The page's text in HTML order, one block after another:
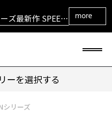
発売！
ズ最新作 SPEED
売！
！ SIGMA TOUR
［THE OPEN] ト
！
ーズ最新作
発売！
more
ーを選択する
シリーズ